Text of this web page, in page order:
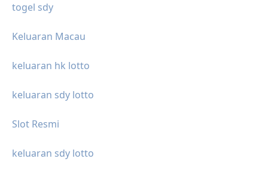
togel sdy
Keluaran Macau
keluaran hk lotto
keluaran sdy lotto
Slot Resmi
keluaran sdy lotto